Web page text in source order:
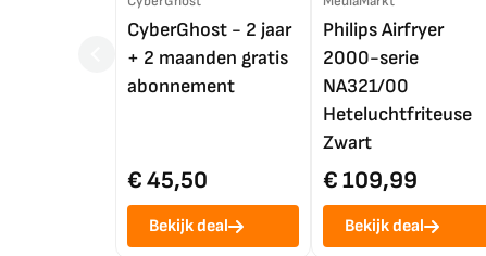
CyberGhost - 2 jaar
+ 2 maanden gratis
abonnement
€ 45,50
Bekijk deal
Philips Airfryer
2000-serie
NA321/00
Heteluchtfriteuse
Zwart
€ 109,99
Bekijk deal